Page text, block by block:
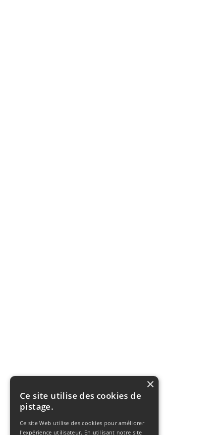
Ce site utilise des cookies de
pistage.
Ce site Web utilise des cookies pour améliorer
l'expérience utilisateur. En utilisant notre site
×